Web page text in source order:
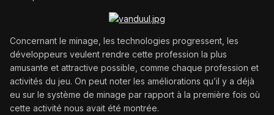
Concernant le minage, les technologies progressent, les
développeurs veulent rendre cette profession la plus
amusante et attractive possible, comme chaque profession et
activités du jeu. On peut noter les améliorations qu’il y a déjà
eu sur le système de minage par rapport à la première fois où
cette activité nous avait été montrée.